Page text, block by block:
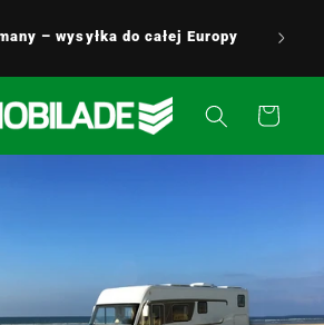
i chętnie pomożemy! 0176 /
Koszyk